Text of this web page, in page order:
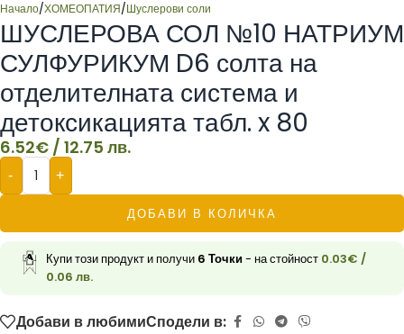
Начало/ХОМЕОПАТИЯ/Шуслерови соли
ШУСЛЕРОВА СОЛ №10 НАТРИУМ
СУЛФУРИКУМ D6 солта на
отделителната система и
детоксикацията табл. x 80
6.52€ / 12.75 лв.
- +
ДОБАВИ В КОЛИЧКА
Купи този продукт и получи 6 Точки- на стойност 0.03€ /
0.06 лв.
Добави в любимиСподели в: